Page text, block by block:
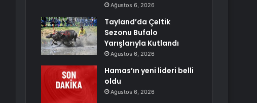
Ağustos 6, 2026
Tayland’da Çeltik
Sezonu Bufalo
Yarışlarıyla Kutlandı
Ağustos 6, 2026
Hamas’ın yeni lideri belli
oldu
Ağustos 6, 2026